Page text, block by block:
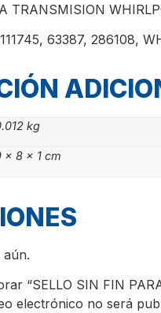
TRANSMISION
63387, 286108,
kg
× 8 × 1 cm
“SELLO SIN FIN
electrónico no será